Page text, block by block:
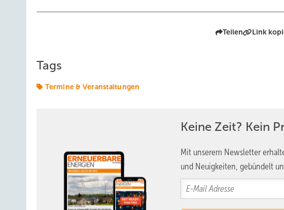
Teilen Link
Tags
Termine & Veranstaltungen
Keine Zeit? Kein
Mit unserem Newsletter
und Neuigkeiten, gebündelt